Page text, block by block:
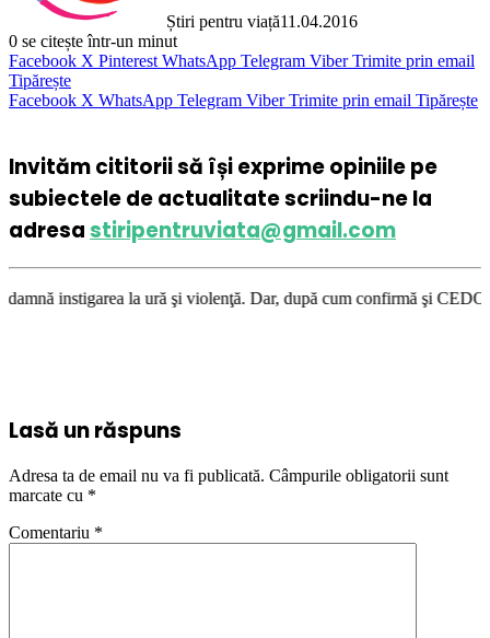
Știri pentru viață11.04.2016
0 se citește într-un minut
Facebook X Pinterest WhatsApp Telegram Viber Trimite prin email
Tipărește
Facebook X WhatsApp Telegram Viber Trimite prin email Tipărește
Invităm cititorii să își exprime opiniile pe
subiectele de actualitate scriindu-ne la
adresastiripentruviata@gmail.com
la ură şi violenţă. Dar, după cum confirmă şi CEDO în cazul
Lasă un răspuns
Adresa ta de email nu va fi publicată. Câmpurile obligatorii sunt
marcate cu *
Comentariu *